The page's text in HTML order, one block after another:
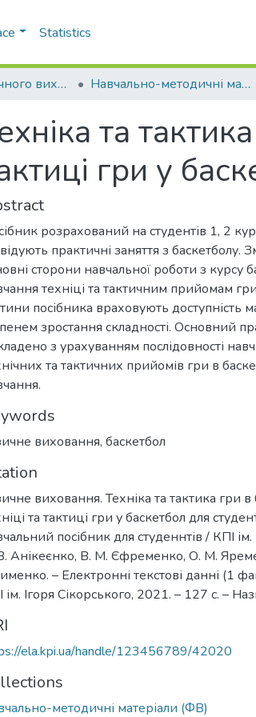
Statistics
Кафедра фізичного виховання (ФВ) Навчально-методичні матеріали (ФВ)
та
гри у
розрахований на студентів 1, 2
практичні заняття з баскетболу.
сторони навчальної роботи з курсу
техніці та тактичним прийомам
посібника враховують доступність
зростання складності. Основний
з урахуванням послідовності
та тактичних прийомів гри в
виховання, баскетбол
виховання. Техніка та тактика гри
та тактиці гри у баскетбол для
посібник для студеннтів / КПІ ім.
Анікеєнко, В. М. Єфременко, О. М.
– Електронні текстові данні (1
ім. Ігоря Сікорського, 2021. – 127 с. –
ela.kpi.ua/handle/123456789/42020
методичні матеріали (ФВ)